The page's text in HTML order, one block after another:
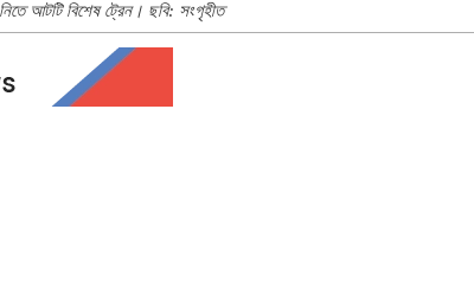
আটটি বিশেষ ট্রেন। ছবি: সংগৃহীত